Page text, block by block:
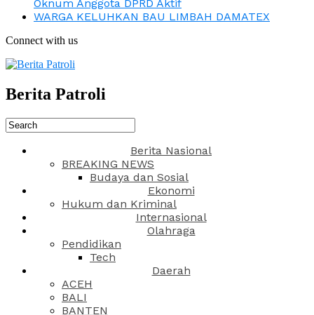
Oknum Anggota DPRD Aktif
WARGA KELUHKAN BAU LIMBAH DAMATEX
Connect with us
Berita Patroli
Berita Nasional
BREAKING NEWS
Budaya dan Sosial
Ekonomi
Hukum dan Kriminal
Internasional
Olahraga
Pendidikan
Tech
Daerah
ACEH
BALI
BANTEN